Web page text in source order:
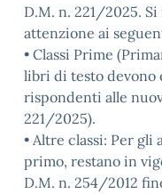
D.M. n. 221/2025.
attenzione ai
• Classi Prime
libri di testo devono
rispondenti alle
221/2025).
• Altre classi: Per gli
primo, restano in
D.M. n. 254/2012